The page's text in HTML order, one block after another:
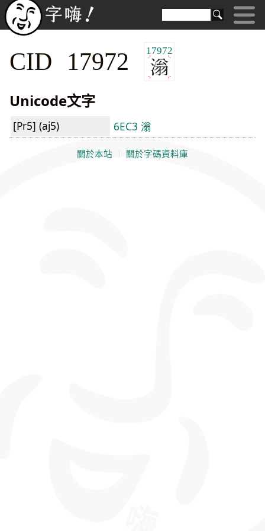
CID 17972 17972
Unicode文字
[Pr5] (aj5) 6EC3 滃
關於本站 關於字碼資料庫